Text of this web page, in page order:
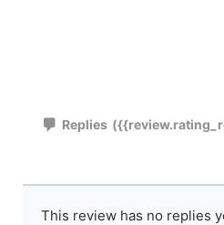
Replies
This review has no replies